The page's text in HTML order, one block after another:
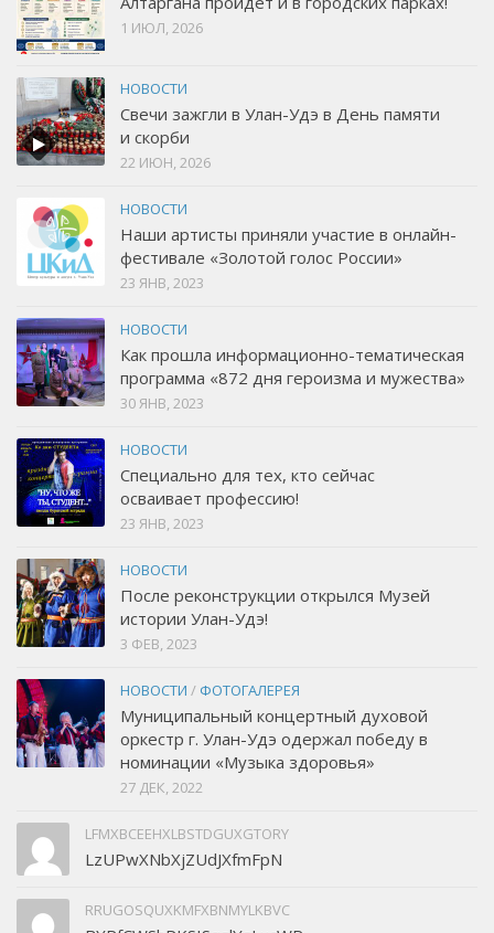
1 ИЮЛ, 2026
НОВОСТИ
Свечи зажгли в Улан-Удэ в День памяти
и скорби
22 ИЮН, 2026
НОВОСТИ
Наши артисты приняли участие в онлайн-
фестивале «Золотой голос России»
23 ЯНВ, 2023
НОВОСТИ
Как прошла информационно-тематическая
программа «872 дня героизма и мужества»
30 ЯНВ, 2023
НОВОСТИ
Специально для тех, кто сейчас
осваивает профессию!
23 ЯНВ, 2023
НОВОСТИ
После реконструкции открылся Музей
истории Улан-Удэ!
3 ФЕВ, 2023
НОВОСТИ / ФОТОГАЛЕРЕЯ
Муниципальный концертный духовой
оркестр г. Улан-Удэ одержал победу в
номинации «Музыка здоровья»
27 ДЕК, 2022
LFMXBCEEHXLBSTDGUXGTORY
LzUPwXNbXjZUdJXfmFpN
RRUGOSQUXKMFXBNMYLKBVC